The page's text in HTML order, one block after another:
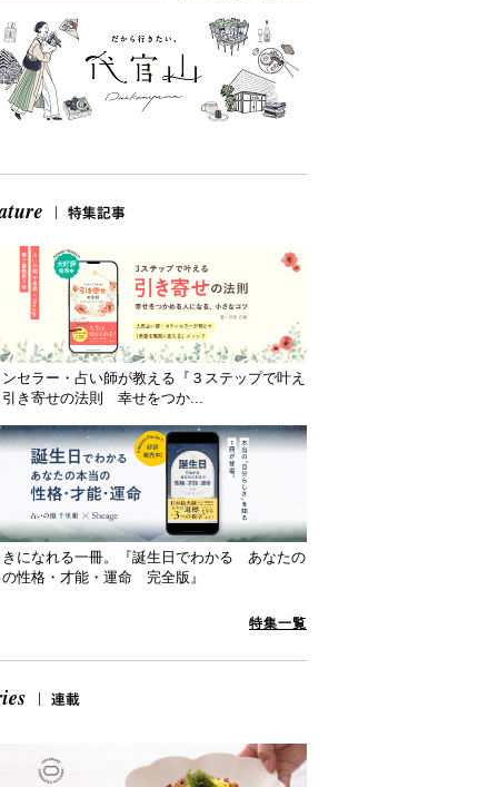
セラー・占い師が教える『３ステップで叶え
き寄せの法則 幸せをつか...
きになれる一冊。『誕生日でわかる あなたの
性格・才能・運命 完全版』
特集一覧